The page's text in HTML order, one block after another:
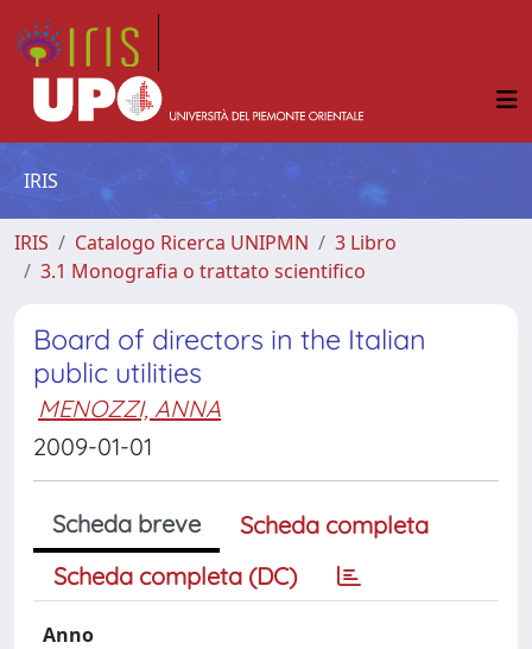
IRIS
IRIS Catalogo Ricerca UNIPMN
3 Libro
3.1 Monografia o trattato scientifico
Board of directors in the Italian
public utilities
MENOZZI, ANNA
2009-01-01
Scheda breve
Scheda completa
Scheda completa (DC)
Anno